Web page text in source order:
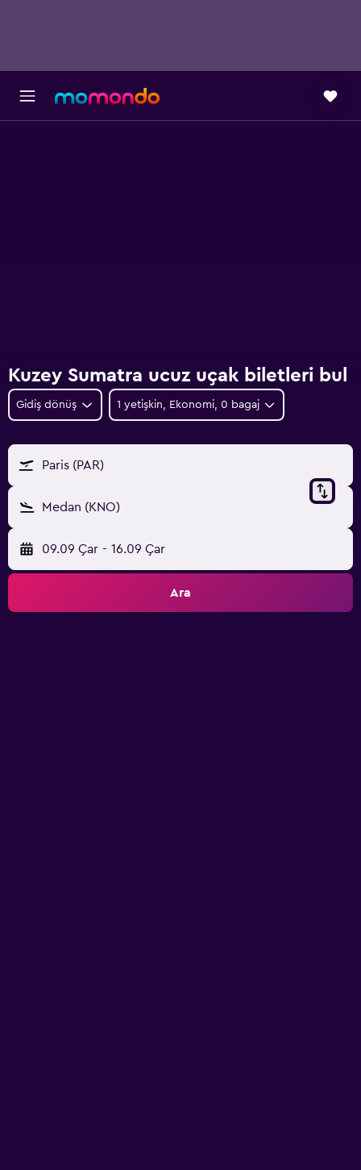
Kuzey Sumatra ucuz uçak biletleri bul
Gidiş dönüş 1 yetişkin, Ekonomi, 0 bagaj
Paris (PAR)
Medan (KNO)
09.09 Çar - 16.09 Çar
Ara